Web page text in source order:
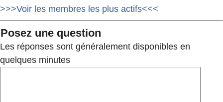
>>>Voir les membres les plus actifs<<<
Posez une question
Les réponses sont généralement disponibles en
quelques minutes